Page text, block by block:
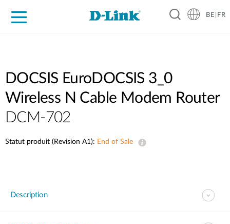
BE|FR
DOCSIS EuroDOCSIS 3_0
Wireless N Cable Modem Router
DCM-702
Statut produit (Revision A1): End of Sale
Description